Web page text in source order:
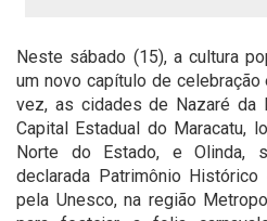
Neste sábado (15), a cultura
um novo capítulo de
vez, as cidades de Nazaré da
Capital Estadual do Maracatu,
Norte do Estado, e Olinda,
declarada Patrimônio Histórico
pela Unesco, na região